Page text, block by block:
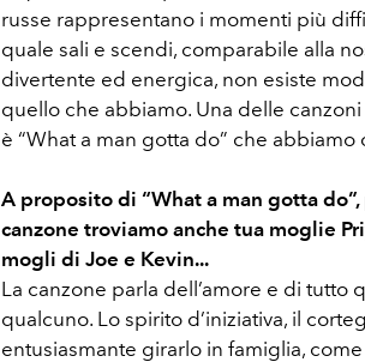
russe rappresentano i momenti più
quale sali e scendi, comparabile alla
divertente ed energica, non esiste
quello che abbiamo. Una delle
è “What a man gotta do” che abbiamo
A proposito di “What a man gotta
canzone troviamo anche tua moglie
mogli di Joe e Kevin...
La canzone parla dell’amore e di tutto
qualcuno. Lo spirito d’iniziativa, il
entusiasmante girarlo in famiglia,